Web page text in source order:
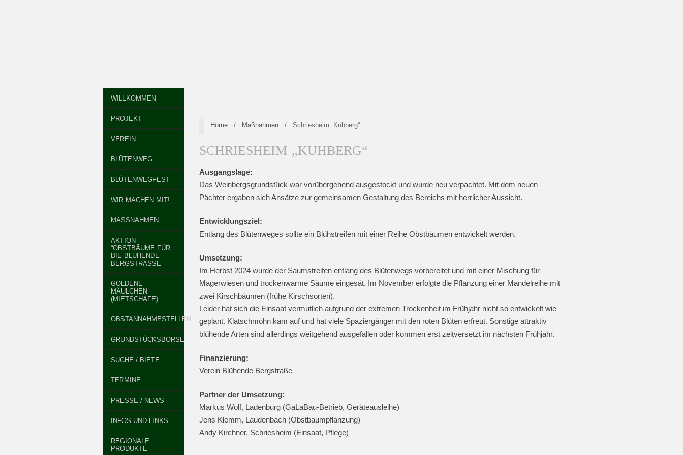
WILLKOMMEN
PROJEKT
VEREIN
BLÜTENWEG
BLÜTENWEGFEST
WIR MACHEN MIT!
MASSNAHMEN
AKTION
“OBSTBÄUME FÜR
DIE BLÜHENDE
BERGSTRASSE”
GOLDENE
MÄULCHEN
(MIETSCHAFE)
OBSTANNAHMESTELLEN
GRUNDSTÜCKSBÖRSE
SUCHE / BIETE
TERMINE
PRESSE / NEWS
INFOS UND LINKS
REGIONALE
PRODUKTE
Home / Maßnahmen / Schriesheim „Kuhberg“
SCHRIESHEIM „KUHBERG“
Ausgangslage:
Das Weinbergsgrundstück war vorübergehend ausgestockt und wurde neu verpachtet. Mit dem neuen
Pächter ergaben sich Ansätze zur gemeinsamen Gestaltung des Bereichs mit herrlicher Aussicht.
Entwicklungsziel:
Entlang des Blütenweges sollte ein Blühstreifen mit einer Reihe Obstbäumen entwickelt werden.
Umsetzung:
Im Herbst 2024 wurde der Saumstreifen entlang des Blütenwegs vorbereitet und mit einer Mischung für
Magerwiesen und trockenwarme Säume eingesät. Im November erfolgte die Pflanzung einer Mandelreihe mit
zwei Kirschbäumen (frühe Kirschsorten).
Leider hat sich die Einsaat vermutlich aufgrund der extremen Trockenheit im Frühjahr nicht so entwickelt wie
geplant. Klatschmohn kam auf und hat viele Spaziergänger mit den roten Blüten erfreut. Sonstige attraktiv
blühende Arten sind allerdings weitgehend ausgefallen oder kommen erst zeitversetzt im nächsten Frühjahr.
Finanzierung:
Verein Blühende Bergstraße
Partner der Umsetzung:
Markus Wolf, Ladenburg (GaLaBau-Betrieb, Geräteausleihe)
Jens Klemm, Laudenbach (Obstbaumpflanzung)
Andy Kirchner, Schriesheim (Einsaat, Pflege)